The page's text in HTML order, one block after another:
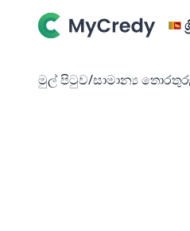
මුල් පිටුව/සාමාන්‍ය